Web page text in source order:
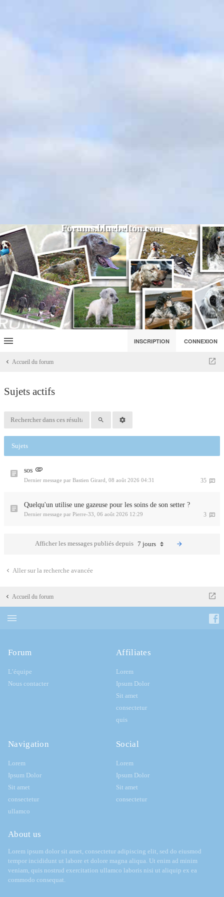
Forums.bluebelton.com
INSCRIPTION CONNEXION
Accueil du forum
Sujets actifs
Sujets
sos
35
Dernier message par Bastien Girard 08 août 2026 04:31
Quelqu'un utilise une gazeuse pour les soins de son setter ?
3
Dernier message par Pierre-33 06 août 2026 12:29
Afficher les messages publiés depuis 7 jours
Aller sur la recherche avancée
Accueil du forum
Forum
L’équipe
Nous contacter
Affiliates
Lorem
Ipsum Dolor
Sit amet
consectetur
quis
Navigation
Lorem
Ipsum Dolor
Sit amet
consectetur
ullamco
Social
Lorem
Ipsum Dolor
Sit amet
consectetur
About us
Lorem ipsum dolor sit amet, consectetur adipiscing elit, sed do eiusmod
tempor incididunt ut labore et dolore magna aliqua. Ut enim ad minim
veniam, quis nostrud exercitation ullamco laboris nisi ut aliquip ex ea
commodo consequat.